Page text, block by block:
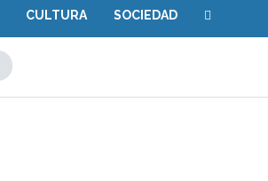
CULTURA SOCIEDAD